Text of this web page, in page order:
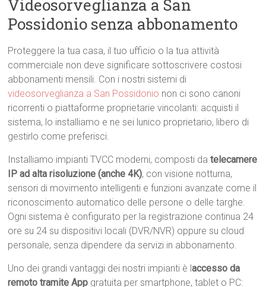
Videosorveglianza a San
Possidonio senza abbonamento
Proteggere la tua casa, il tuo ufficio o la tua attività
commerciale non deve significare sottoscrivere costosi
abbonamenti mensili. Con i nostri sistemi di
videosorveglianza a San Possidonio non ci sono canoni
ricorrenti o piattaforme proprietarie vincolanti: acquisti il
sistema, lo installiamo e ne sei lunico proprietario, libero di
gestirlo come preferisci.
Installiamo impianti TVCC moderni, composti datelecamere
IP ad alta risoluzione (anche 4K), con visione notturna,
sensori di movimento intelligenti e funzioni avanzate come il
riconoscimento automatico delle persone o delle targhe.
Ogni sistema è configurato per la registrazione continua 24
ore su 24 su dispositivi locali (DVR/NVR) oppure su cloud
personale, senza dipendere da servizi in abbonamento.
Uno dei grandi vantaggi dei nostri impianti è laccesso da
remoto tramite App gratuita per smartphone, tablet o PC: